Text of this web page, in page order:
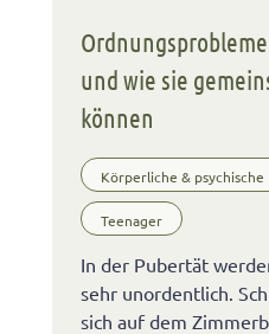
und wie sie
können
Körperliche &
Teenager
In der Pubertät
sehr unordentlich.
sich auf dem